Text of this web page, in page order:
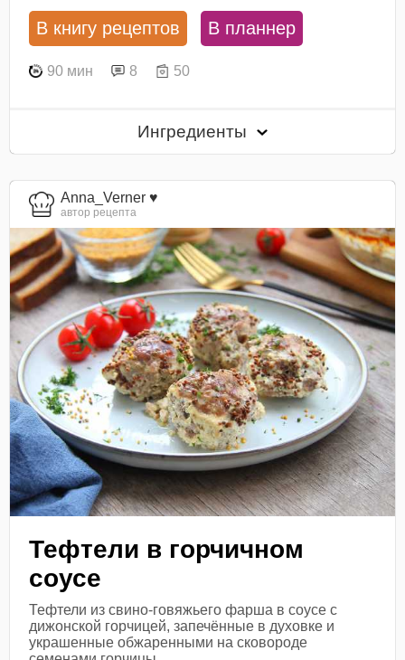
В книгу рецептов В планнер
90 мин 8 50
Ингредиенты
Anna_Verner ♥
автор рецепта
Тефтели в горчичном
соусе
Тефтели из свино-говяжьего фарша в соусе с
дижонской горчицей, запечённые в духовке и
украшенные обжаренными на сковороде